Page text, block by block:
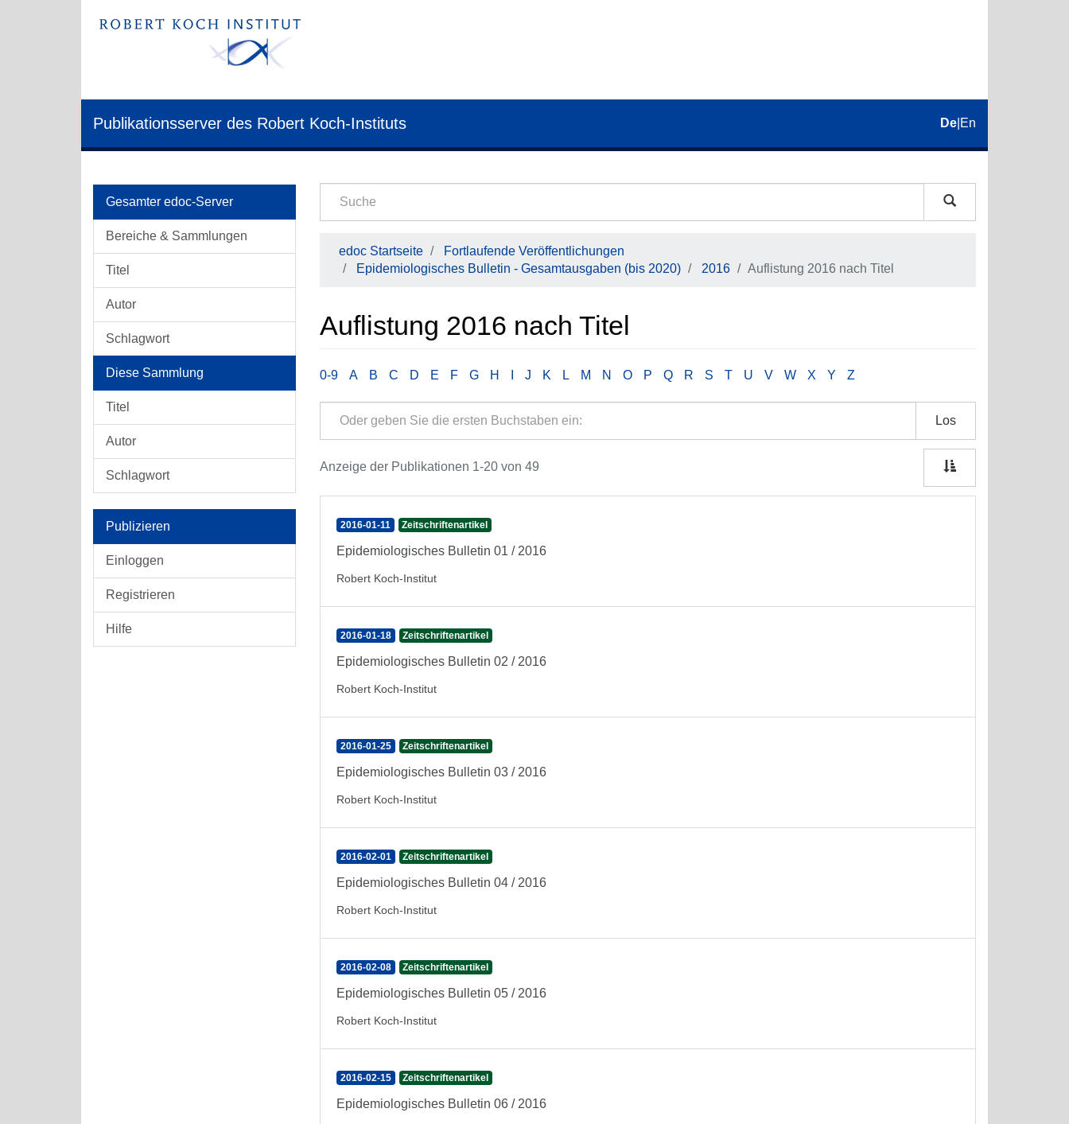
Publikationsserver des Robert Koch-Instituts De En
Gesamter edoc-Server
Bereiche & Sammlungen
Titel
Autor
Schlagwort
Diese Sammlung
Titel
Autor
Schlagwort
Publizieren
Einloggen
Registrieren
Hilfe
edoc Startseite
Fortlaufende Veröffentlichungen
Epidemiologisches Bulletin - Gesamtausgaben (bis 2020)
2016 Auflistung 2016 nach Titel
Auflistung 2016 nach Titel
0-9 A B C D E F G H J K L M N O P Q R S T U V W X Y Z
Los
Anzeige der Publikationen 1-20 von 49
2016-01-11 Zeitschriftenartikel
Epidemiologisches Bulletin 01 / 2016
Robert Koch-Institut
2016-01-18 Zeitschriftenartikel
Epidemiologisches Bulletin 02 / 2016
Robert Koch-Institut
2016-01-25 Zeitschriftenartikel
Epidemiologisches Bulletin 03 / 2016
Robert Koch-Institut
2016-02-01 Zeitschriftenartikel
Epidemiologisches Bulletin 04 / 2016
Robert Koch-Institut
2016-02-08 Zeitschriftenartikel
Epidemiologisches Bulletin 05 / 2016
Robert Koch-Institut
2016-02-15 Zeitschriftenartikel
Epidemiologisches Bulletin 06 / 2016